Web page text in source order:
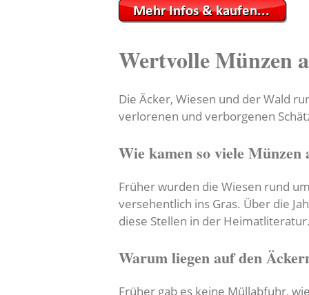
Wertvolle Münzen
Die Äcker, Wiesen und der Wald
verlorenen und verborgenen
Wie kamen so viele Münzen
Früher wurden die Wiesen rund
versehentlich ins Gras. Über die
diese Stellen in der
Warum liegen auf den
Früher gab es keine Müllabfuhr,